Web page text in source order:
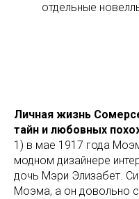
отдельные
Личная жизнь
тайн и любовных
1) в мае 1917 года
модном дизайнере
дочь Мэри Элизабет.
Моэма, а он довольно